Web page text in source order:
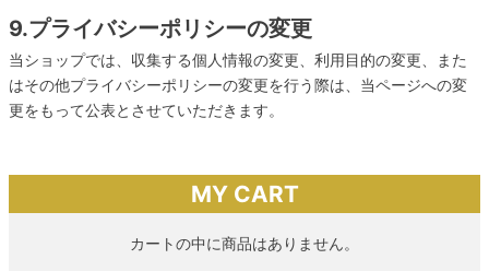
9.プライバシーポリシーの変更
当ショップでは、収集する個人情報の変更、利用目的の変更、また
はその他プライバシーポリシーの変更を行う際は、当ページへの変
更をもって公表とさせていただきます。
MY CART
カートの中に商品はありません。